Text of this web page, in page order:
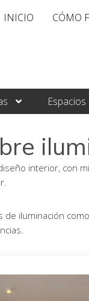
INICIO CÓMO
Espacios
interior, con
iluminación